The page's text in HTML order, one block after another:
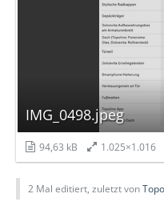
IMG_0498.jpeg
94,63 kB 1.025×1.016
2 Mal editiert, zuletzt vonTopo